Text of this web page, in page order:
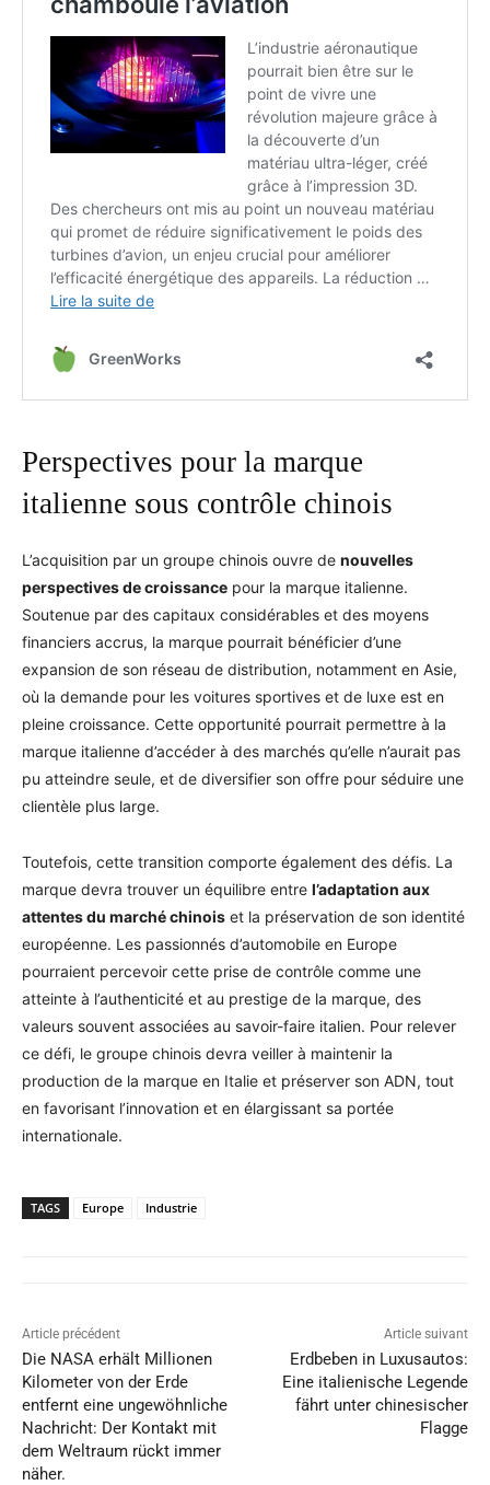
Perspectives pour la marque
italienne sous contrôle chinois
L’acquisition par un groupe chinois ouvre de nouvelles
perspectives de croissance pour la marque italienne.
Soutenue par des capitaux considérables et des moyens
financiers accrus, la marque pourrait bénéficier d’une
expansion de son réseau de distribution, notamment en Asie,
où la demande pour les voitures sportives et de luxe est en
pleine croissance. Cette opportunité pourrait permettre à la
marque italienne d’accéder à des marchés qu’elle n’aurait pas
pu atteindre seule, et de diversifier son offre pour séduire une
clientèle plus large.
Toutefois, cette transition comporte également des défis. La
marque devra trouver un équilibre entre l’adaptation aux
attentes du marché chinois et la préservation de son identité
européenne. Les passionnés d’automobile en Europe
pourraient percevoir cette prise de contrôle comme une
atteinte à l’authenticité et au prestige de la marque, des
valeurs souvent associées au savoir-faire italien. Pour relever
ce défi, le groupe chinois devra veiller à maintenir la
production de la marque en Italie et préserver son ADN, tout
en favorisant l’innovation et en élargissant sa portée
internationale.
TAGS Europe Industrie
Article précédent
Die NASA erhält Millionen
Kilometer von der Erde
entfernt eine ungewöhnliche
Nachricht: Der Kontakt mit
dem Weltraum rückt immer
näher.
Article suivant
Erdbeben in Luxusautos:
Eine italienische Legende
fährt unter chinesischer
Flagge